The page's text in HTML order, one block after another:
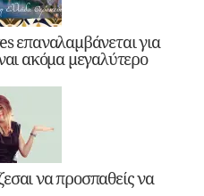
επαναλαμβάνεται για
ακόμα μεγαλύτερο
να προσπαθείς να